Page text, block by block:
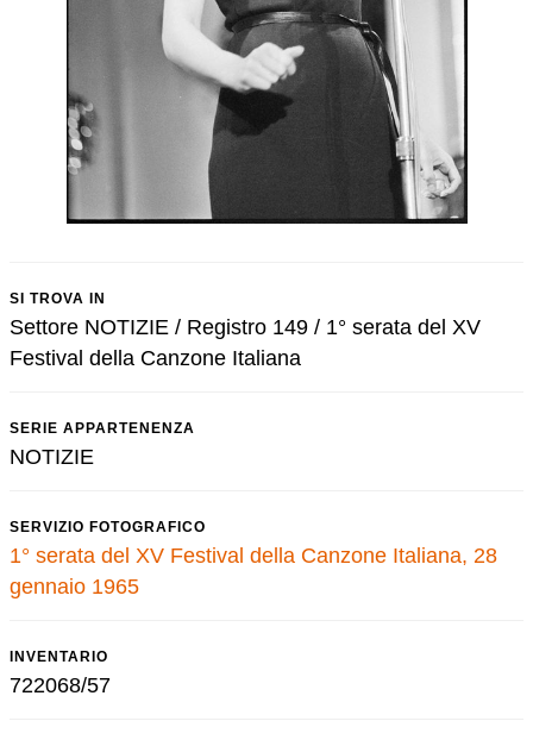
SI TROVA IN
Settore NOTIZIE / Registro 149 / 1° serata del XV
Festival della Canzone Italiana
SERIE APPARTENENZA
NOTIZIE
SERVIZIO FOTOGRAFICO
1° serata del XV Festival della Canzone Italiana, 28
gennaio 1965
INVENTARIO
722068/57